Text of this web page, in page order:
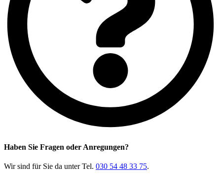
Haben Sie Fragen oder Anregungen?
Wir sind für Sie da unter Tel. 030 54 48 33 75.